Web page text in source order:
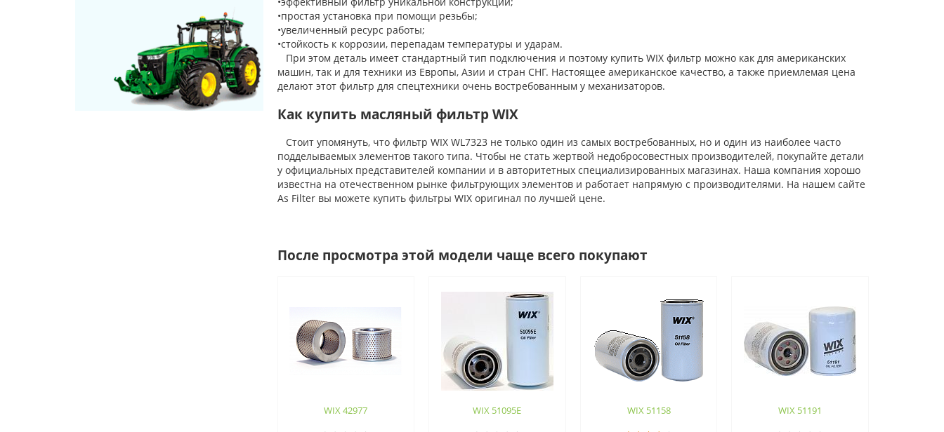
•простая установка при помощи резьбы;
•увеличенный ресурс работы;
•стойкость к коррозии, перепадам температуры и ударам.
При этом деталь имеет стандартный тип подключения и поэтому купить WIX фильтр можно как для американских
машин, так и для техники из Европы, Азии и стран СНГ. Настоящее американское качество, а также приемлемая цена
делают этот фильтр для спецтехники очень востребованным у механизаторов.
Как купить масляный фильтр WIX
Стоит упомянуть, что фильтр WIX WL7323 не только один из самых востребованных, но и один из наиболее часто
подделываемых элементов такого типа. Чтобы не стать жертвой недобросовестных производителей, покупайте детали
у официальных представителей компании и в авторитетных специализированных магазинах. Наша компания хорошо
известна на отечественном рынке фильтрующих элементов и работает напрямую с производителями. На нашем сайте
As Filter вы можете купить фильтры WIX оригинал по лучшей цене.
После просмотра этой модели чаще всего покупают
WIX 42977 WIX 51095E WIX 51158 WIX 51191